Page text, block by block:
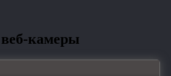
камеры